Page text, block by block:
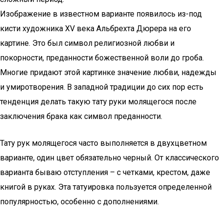
Изображение в известном варианте появилось из-под
кисти художника XV века Альбрехта Дюрера на его
картине. Это был символ религиозной любви и
покорности, преданности божественной воли до гроба.
Многие придают этой картинке значение любви, надежды
и умиротворения. В западной традиции до сих пор есть
тенденция делать такую тату руки молящегося после
заключения брака как символ преданности.
Тату рук молящегося часто выполняется в двухцветном
варианте, один цвет обязательно черный. От классического
варианта бываю отступления – с четками, крестом, даже
книгой в руках. Эта татуировка пользуется определенной
популярностью, особенно с дополнениями.